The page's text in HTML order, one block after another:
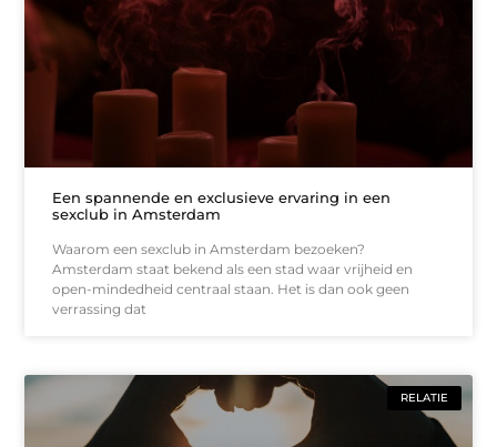
Een spannende en exclusieve ervaring in een
sexclub in Amsterdam
Waarom een sexclub in Amsterdam bezoeken?
Amsterdam staat bekend als een stad waar vrijheid en
open-mindedheid centraal staan. Het is dan ook geen
verrassing dat
RELATIE